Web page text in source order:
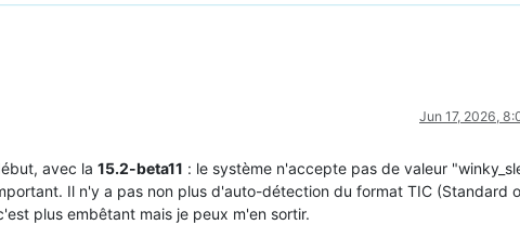
Jun 17, 2026,
avec la 15.2-beta11 : le système n'accepte pas de valeur
Il n'y a pas non plus d'auto-détection du format TIC (Standard
plus embêtant mais je peux m'en sortir.